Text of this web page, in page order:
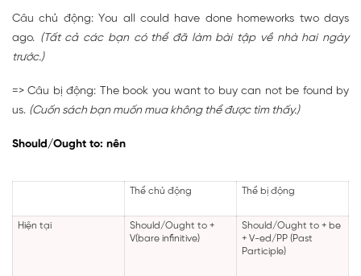
Câu chủ động: You all could have done homeworks two days
ago. (Tất cả các bạn có thể đã làm bài tập về nhà hai ngày
trước.)
=> Câu bị động: The book you want to buy can not be found by
us. (Cuốn sách bạn muốn mua không thể được tìm thấy.)
Should/Ought to: nên
Thể chủ động Thể bị động
Hiện tại
Should/Ought to +
V(bare infinitive)
Should/Ought to + be
+ V-ed/PP (Past
Participle)